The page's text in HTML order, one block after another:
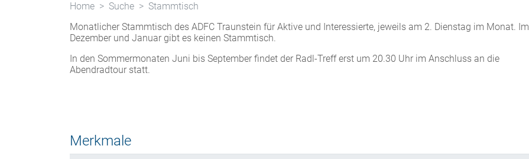
Home Suche
Stammtisch
Monatlicher Stammtisch des ADFC Traunstein für Aktive und Interessierte, jeweils am 2. Dienstag im Monat. Im
Dezember und Januar gibt es keinen Stammtisch.
In den Sommermonaten Juni bis September findet der Radl-Treff erst um 20.30 Uhr im Anschluss an die
Abendradtour statt.
Merkmale